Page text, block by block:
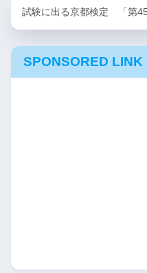
試験に出る京都検定 「第
SPONSORED LINK